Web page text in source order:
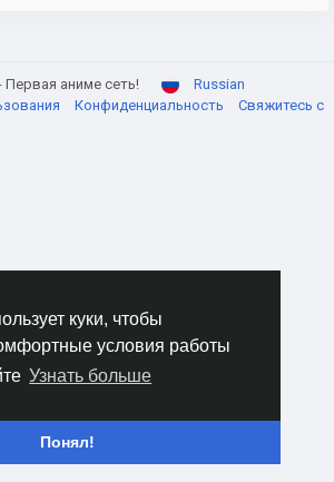
куки, чтобы
условия работы
Узнать больше
Понял!
Первая аниме сеть!
Russian
Конфиденциальность
Свяжитесь с